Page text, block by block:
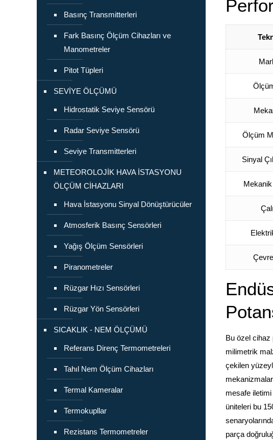
Ölçüm
Sinyal
Bu özel cihaz
milimetrik
çekilen
mesafe
üniteleri bu
parça
Basınç Transmitterleri
Fark Basınç Ölçüm Cihazları ve
Manometreler
Pitot Tüpleri
SEVİYE ÖLÇÜMÜ
Hidrostatik Seviye Sensörü
Radar Seviye Sensörü
Seviye Transmitterleri
METEOROLOJİK HAVA İSTASYONU
ÖLÇÜM CİHAZLARI
Hava İstasyonu Sinyal Dönüştürücüler
Atmosferik Basınç Sensörleri
Yağış Ölçüm Sensörleri
Piranometreler
Rüzgar Hızı Sensörleri
Rüzgar Yön Sensörleri
SICAKLIK - NEM ÖLÇÜMÜ
Referans Direnç Termometreleri
Tahıl Nem Ölçüm Cihazları
Termal Kameralar
Termokupllar
Rezistans Termometreler